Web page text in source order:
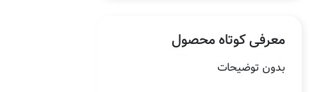
معرفی کوتاه محصول
بدون توضیحات